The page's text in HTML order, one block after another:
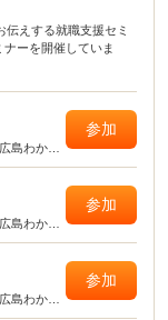
えする就職支援セミ
ーを開催していま
島わかも
参加
島わかも
参加
島わかも
参加